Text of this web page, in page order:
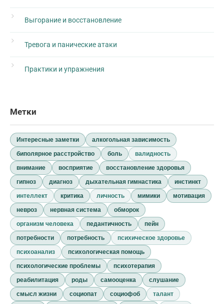
Выгорание и восстановление
Тревога и панические атаки
Практики и упражнения
Метки
Интересные заметки
алкогольная зависимость
биполярное расстройство
боль
валидность
внимание
восприятие
восстановление здоровья
гипноз
диагноз дыхательная гимнастика
инстинкт
интеллект
критика личность мимики
мотивация
невроз
нервная система
обморок
организм человека
педантичность
пейн
потребности
потребность
психическое здоровье
психоанализ
психологическая помощь
психологические проблемы
психотерапия
реабилитация
роды самооценка
слушание
смысл жизни
социопат социофоб
талант